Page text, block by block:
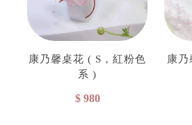
康乃馨桌花 ( S，紅粉色
系 )
$ 980
康乃